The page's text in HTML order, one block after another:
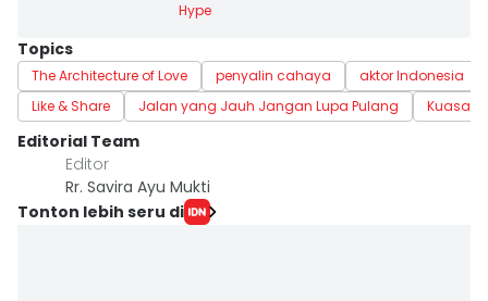
Hype
Topics
The Architecture of Love penyalin cahaya
aktor Indonesia
Like & Share
Jalan yang Jauh Jangan Lupa Pulang Kuasa
Editorial Team
Editor
Rr. Savira Ayu Mukti
Tonton lebih seru di